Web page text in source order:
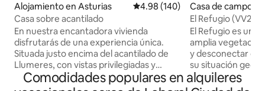
Alojamiento en Asturias Calificación promedio: 4.98 de
4.98 (140)
Casa sobre acantilado
En nuestra encantadora vivienda
disfrutarás de una experiencia única.
Situada justo encima del acantilado de
Llumeres, con vistas privilegiadas y
directas al Faro Peñas, lugar de gran
interés y demanda en el Principado de
Casa de campo
s, Infiesto
El Refugio
El Refugio es una
amplia
y desconectar
su situación
encuentra en el
de la sidra, a tan
Comodidades populares en alquileres